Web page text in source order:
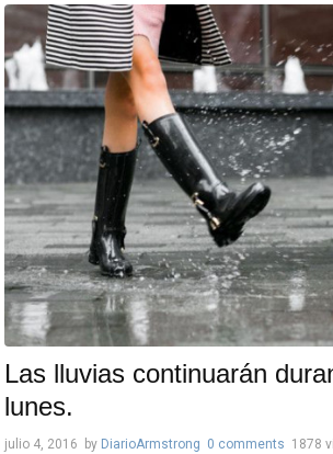
Las lluvias continuarán
lunes.
julio 4, 2016 by DiarioArmstrong 0 comments 1878